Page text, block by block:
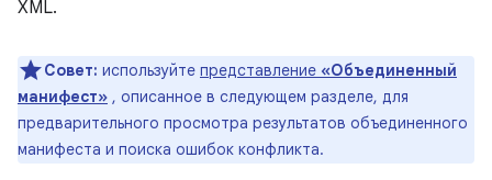
XML.
Совет: используйте представление «Объединенный
манифест» , описанное в следующем разделе, для
предварительного просмотра результатов объединенного
манифеста и поиска ошибок конфликта.